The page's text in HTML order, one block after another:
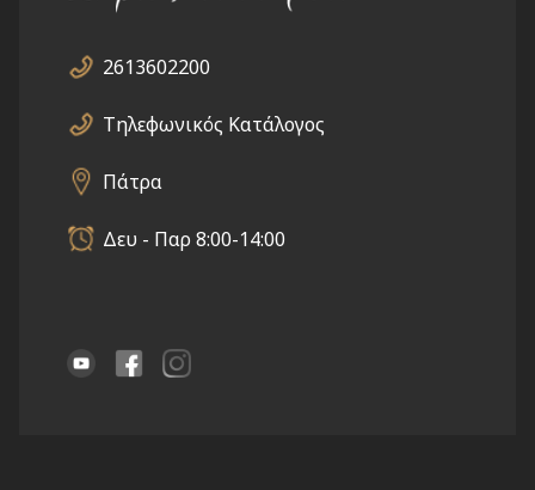
2613602200
Τηλεφωνικός Κατάλογος
Πάτρα
Δευ - Παρ 8:00-14:00